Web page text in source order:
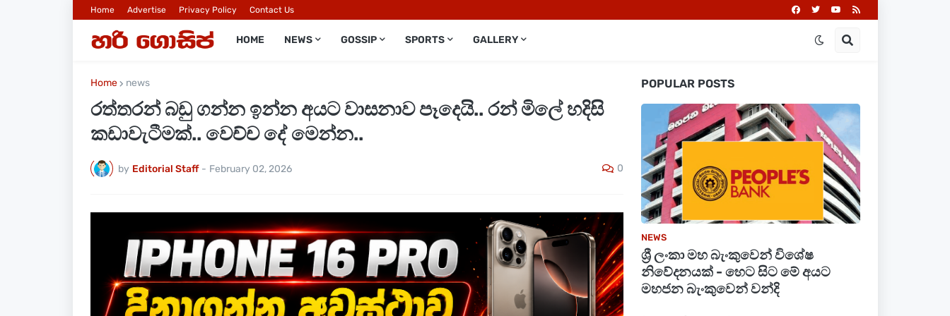
Home Advertise Privacy Policy Contact Us
HOME NEWS GOSSIP SPORTS GALLERY
Home news
රත්තරන් බඩු ගන්න ඉන්න අයට වාසනාව පෑදෙයි.. රන් මිලේ හදිසි
කඩාවැටීමක්.. වෙච්ච දේ මෙන්න..
by Editorial Staff - February 02, 2026 0
POPULAR POSTS
NEWS
ශ්‍රී ලංකා මහ බැංකුවෙන් විශේෂ
නිවේදනයක් - හෙට සිට මේ අයට
මහජන බැංකුවෙන් වන්දි